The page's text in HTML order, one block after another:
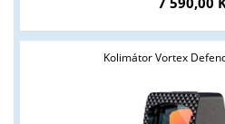
Kolimátor Vortex